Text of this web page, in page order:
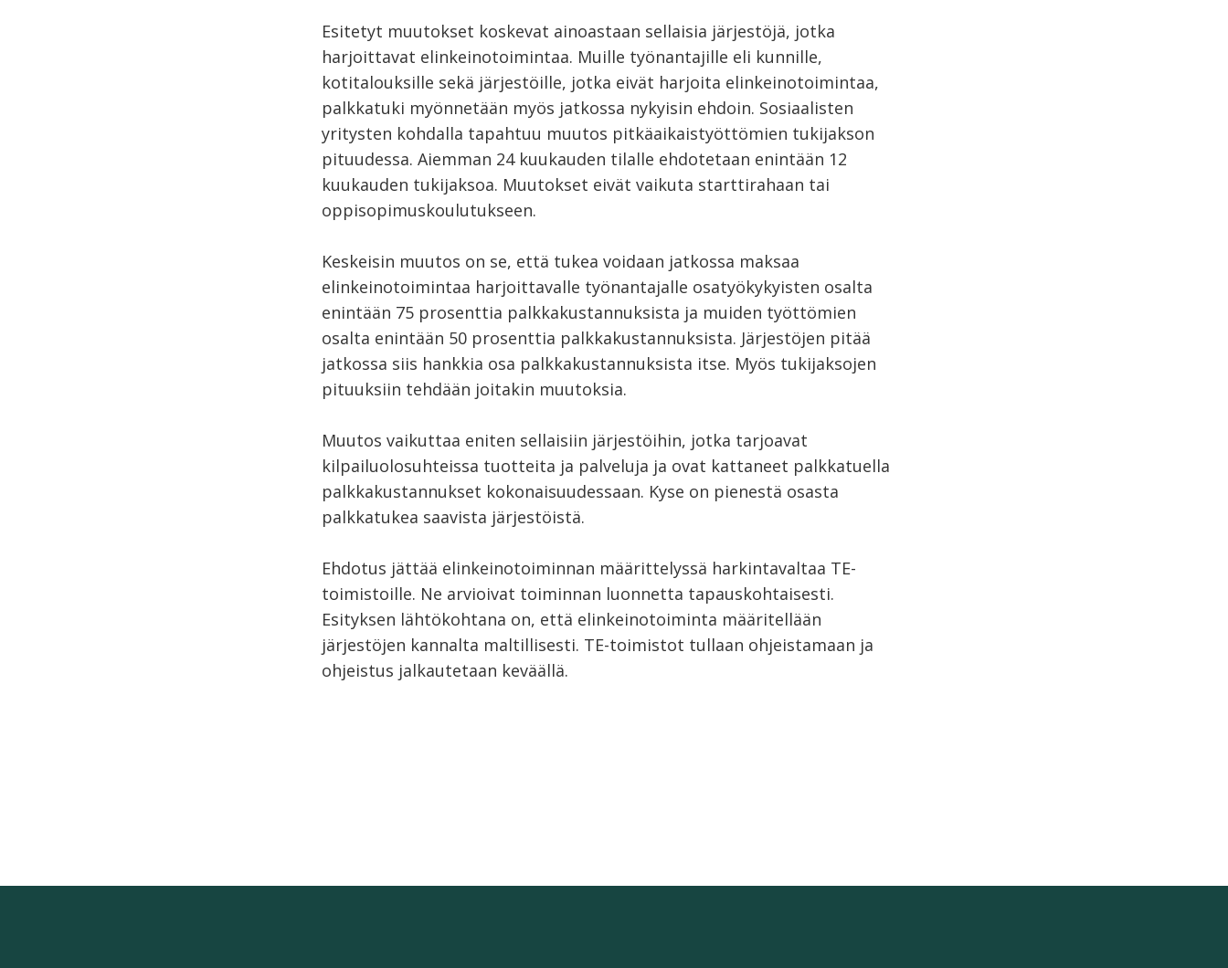
Esitetyt muutokset koskevat ainoastaan sellaisia järjestöjä, jotka
harjoittavat elinkeinotoimintaa. Muille työnantajille eli kunnille,
kotitalouksille sekä järjestöille, jotka eivät harjoita elinkeinotoimintaa,
palkkatuki myönnetään myös jatkossa nykyisin ehdoin. Sosiaalisten
yritysten kohdalla tapahtuu muutos pitkäaikaistyöttömien tukijakson
pituudessa. Aiemman 24 kuukauden tilalle ehdotetaan enintään 12
kuukauden tukijaksoa. Muutokset eivät vaikuta starttirahaan tai
oppisopimuskoulutukseen.
Keskeisin muutos on se, että tukea voidaan jatkossa maksaa
elinkeinotoimintaa harjoittavalle työnantajalle osatyökykyisten osalta
enintään 75 prosenttia palkkakustannuksista ja muiden työttömien
osalta enintään 50 prosenttia palkkakustannuksista. Järjestöjen pitää
jatkossa siis hankkia osa palkkakustannuksista itse. Myös tukijaksojen
pituuksiin tehdään joitakin muutoksia.
Muutos vaikuttaa eniten sellaisiin järjestöihin, jotka tarjoavat
kilpailuolosuhteissa tuotteita ja palveluja ja ovat kattaneet palkkatuella
palkkakustannukset kokonaisuudessaan. Kyse on pienestä osasta
palkkatukea saavista järjestöistä.
Ehdotus jättää elinkeinotoiminnan määrittelyssä harkintavaltaa TE-
toimistoille. Ne arvioivat toiminnan luonnetta tapauskohtaisesti.
Esityksen lähtökohtana on, että elinkeinotoiminta määritellään
järjestöjen kannalta maltillisesti. TE-toimistot tullaan ohjeistamaan ja
ohjeistus jalkautetaan keväällä.